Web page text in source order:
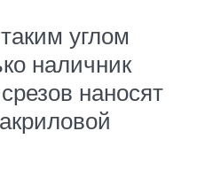
углом
наличник
наносят